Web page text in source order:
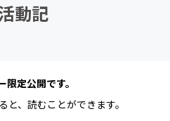
動記
定公開です。
、読むことができます。